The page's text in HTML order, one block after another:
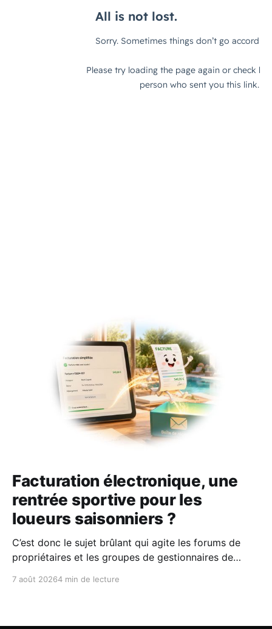
Facturation électronique, une
rentrée sportive pour les
loueurs saisonniers ?
C’est donc le sujet brûlant qui agite les forums de
propriétaires et les groupes de gestionnaires de
7 août 20264 min de lecture